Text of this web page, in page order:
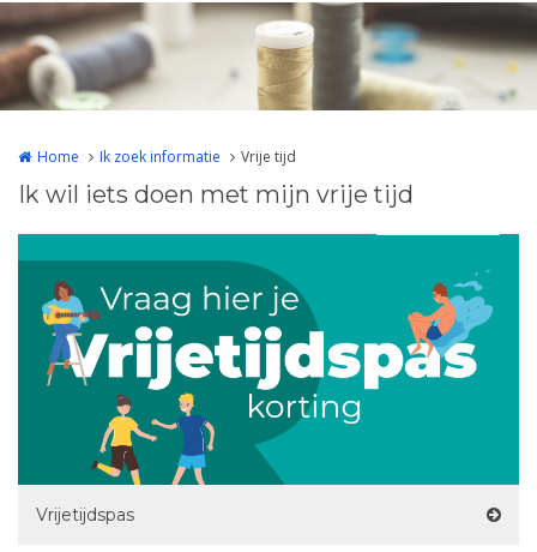
Home Ik zoek informatie Vrije tijd
Ik wil iets doen met mijn vrije tijd
Vrijetijdspas